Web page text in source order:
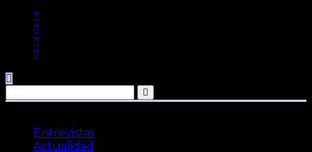
contenido
Entrevistas
Actualidad